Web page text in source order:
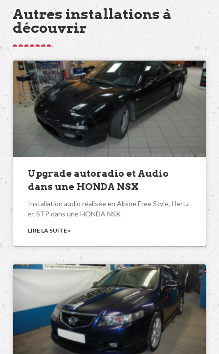
Autres installations à
découvrir
Upgrade autoradio et Audio
dans une HONDA NSX
Installation audio réalisée en Alpine Free Style, Hertz
et STP dans une HONDA NSX.
LIRE LA SUITE »